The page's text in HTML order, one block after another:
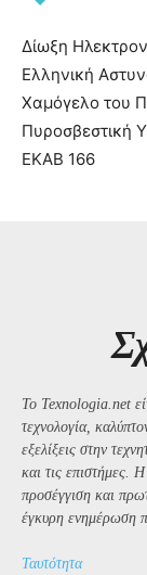
Δίωξη
Ελληνική
Χαμόγελο του
Πυροσβεστική
ΕΚΑΒ 166
Το Texnologia.net
τεχνολογία,
εξελίξεις στην
και τις επιστήμες.
προσέγγιση και
έγκυρη ενημέρωση
Ταυτότητα